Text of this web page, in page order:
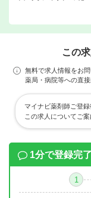
この
無料で求人情報をお問
薬局・病院等への直
マイナビ薬剤師ご登
この求人についてご案
1分で登録完了
1